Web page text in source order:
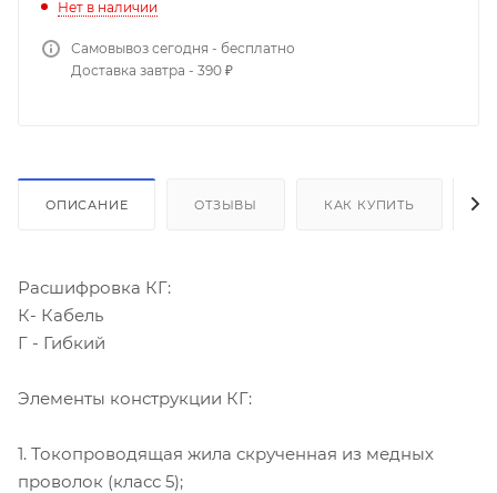
Нет в наличии
Самовывоз сегодня - бесплатно
Доставка завтра - 390 ₽
ОПИСАНИЕ ОТЗЫВЫ КАК КУПИТЬ
Расшифровка КГ:
К- Кабель
Г - Гибкий
Элементы конструкции КГ:
1. Токопроводящая жила скрученная из медных
проволок (класс 5);